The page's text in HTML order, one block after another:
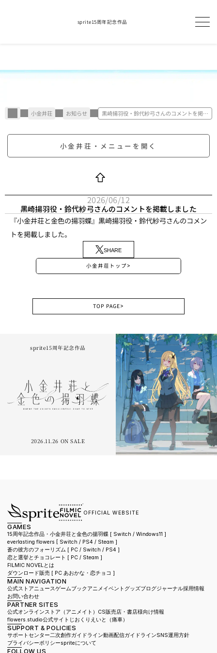
sprite15周年記念作品
小金井荘 お知らせ
黒崎揚羽役・鈴代紗弓さんのコメントを掲載
しました
小金井荘・メニューを開く
2026/06/12
黒崎揚羽役・鈴代紗弓さんのコメントを掲載しました
『小金井荘と金色の揚羽蝶』黒崎揚羽役・鈴代紗弓さんのコメン
トを掲載しました。
SHARE
小金井荘トップ>
TOP PAGE>
sprite15周年記念作品
2026.11.26 ON SALE
OFFICIAL WEBSITE
GAMES
15周年記念作品・小金井荘と金色の揚羽蝶 [ Switch / Windows11 ]
everlasting flowers [ Switch / PS4 / Steam ]
蒼の彼方のフォーリズム [ PC / Switch / PS4 ]
恋と選挙とチョコレート [ PC / Steam ]
FILMIC NOVELとは
ダウンロード販売 [ PC あおかな・恋チョコ ]
MAIN NAVIGATION
公式ストアニュースゲームブック アニメ イベント グッズブログジャーナル採用情報
お問い合わせ
PARTNER SITES
公式オンラインストア（アニメイト） CS販売店・書店様向け情報
flowers.studio公式サイト じおくりえいと（痛車）
SUPPORT & POLICIES
サポートセンター二次創作ガイドライン動画配信ガイドラインSNS運用方針
プライバシーポリシーspriteについて
FOLLOW US